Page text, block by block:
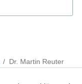
Dr. Martin Reuter